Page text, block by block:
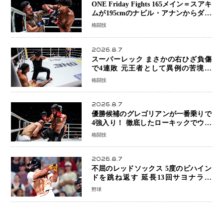
ONE Friday Fights 165メイン＝スアキ
ムが195cmのナビル・アナンからダウ
ン奪取！猛反撃を耐え抜き判定勝利、
格闘技
2026.8.7
スーパーレック まさかの右ひざ負傷
で4連敗 元王者として異例の苦境…
「アクシデント」でも消えない危険信
格闘技
2026.8.7
優勝候補のグレゴリアンが一番乗りで
4強入り！ 徹底したローキックでウス
ビャンを攻略、判定勝利
格闘技
2026.8.7
不屈のレッドソックス 5度のビハイン
ドを跳ね返す 延長13回サヨナラ勝
ち 吉田正尚選手も2安打1打点で貢献 4
野球